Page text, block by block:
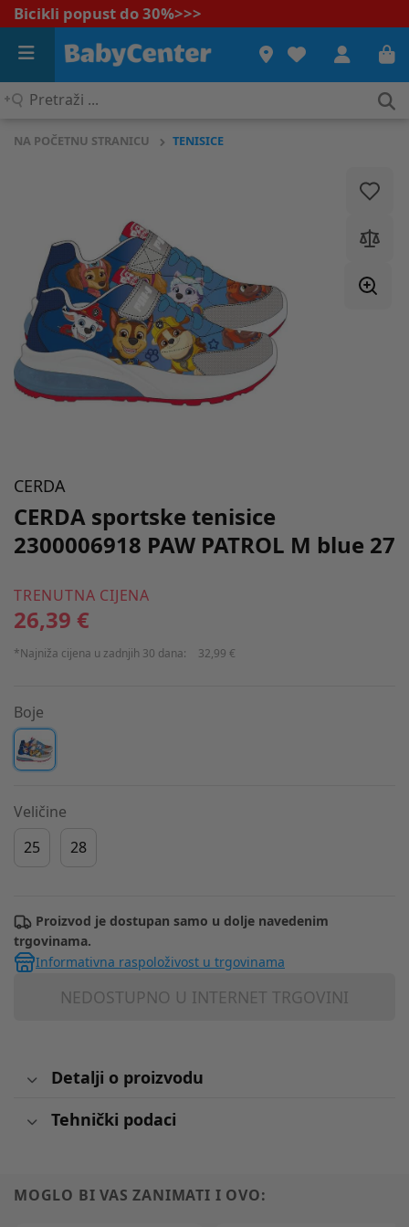
Bicikli popust do 30%>>>
Pretraži
NA POČETNU STRANICU TENISICE
CERDA
CERDA sportske tenisice
2300006918 PAW PATROL M blue 27
TRENUTNA CIJENA
26,39 €
*Najniža cijena u zadnjih 30 dana: 32,99 €
Boje
Veličine
25
28
Proizvod je dostupan samo u dolje navedenim
trgovinama.
Informativna raspoloživost u trgovinama
NEDOSTUPNO U INTERNET TRGOVINI
Detalji o proizvodu
Tehnički podaci
MOGLO BI VAS ZANIMATI I OVO: